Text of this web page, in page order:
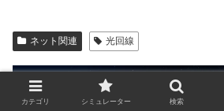
ネット関連 光回線
カテゴリ シミュレーター 検索